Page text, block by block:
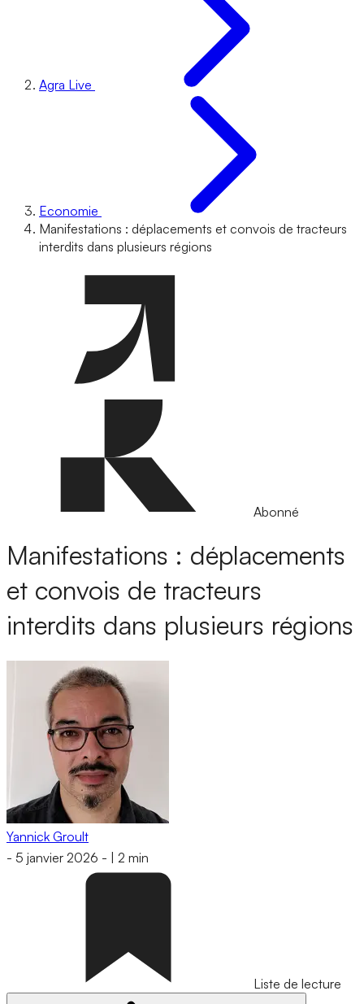
Agra Live
Economie
Manifestations : déplacements et convois de tracteurs
interdits dans plusieurs régions
Abonné
Manifestations : déplacements
et convois de tracteurs
interdits dans plusieurs régions
Yannick Groult
- 5 janvier 2026 - 2 min
Liste de lecture